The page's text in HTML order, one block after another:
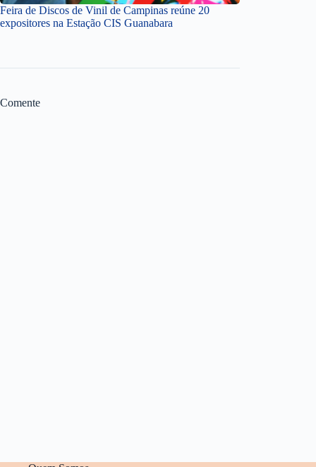
Feira de Discos de Vinil de Campinas reúne 20
expositores na Estação CIS Guanabara
Comente